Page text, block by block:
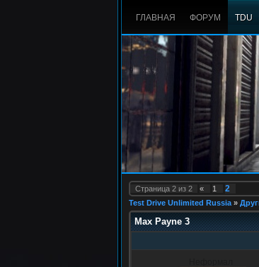
ГЛАВНАЯ ФОРУМ TDU
Страница 2 из 2 « 1 2
Test Drive Unlimited Russia »
Max Payne 3